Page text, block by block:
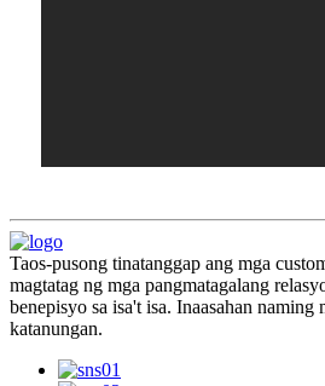
Taos-pusong tinatanggap ang mga
magtatag ng mga pangmatagalang
benepisyo sa isa't isa. Inaasahan naming
katanungan.